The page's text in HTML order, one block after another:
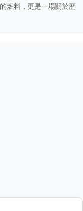
燃料，更是一場關於歷